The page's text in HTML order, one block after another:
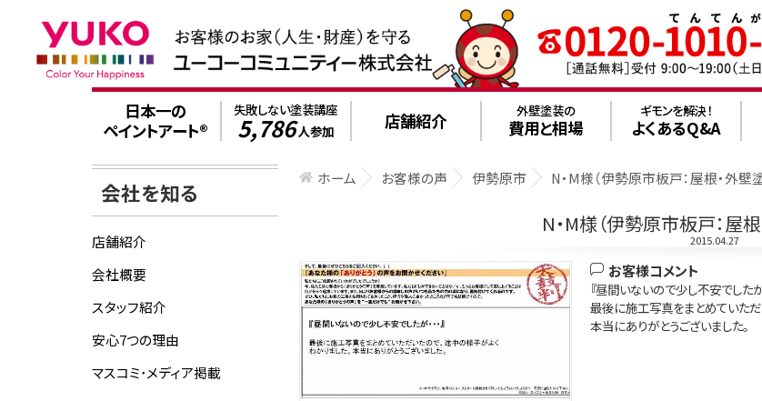
日本一の
ペイントアート®
失敗しない塗装講座
5,786人参加 店舗紹介 外壁塗装の
費用と相場
ギモンを解決！
よくあるQ&A
ホーム お客様の声 伊勢原市 N・M様（伊勢原市板戸：屋根・外壁
N・M様（伊勢原市板戸：屋
2015.04.27
お客様コメント
『昼間いないので少し不安でしたが・
最後に施工写真をまとめていただ
本当にありがとうございました。
会社を知る
店舗紹介
会社概要
スタッフ紹介
安心7つの理由
マスコミ･メディア掲載